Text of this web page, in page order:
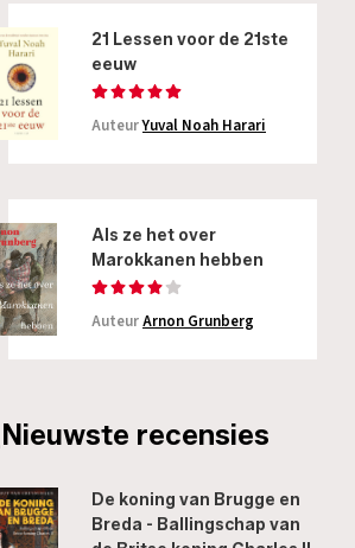
21 Lessen voor de 21ste
eeuw
AuteurYuval Noah Harari
Als ze het over
Marokkanen hebben
AuteurArnon Grunberg
_Nieuwste recensies
De koning van Brugge en
Breda - Ballingschap van